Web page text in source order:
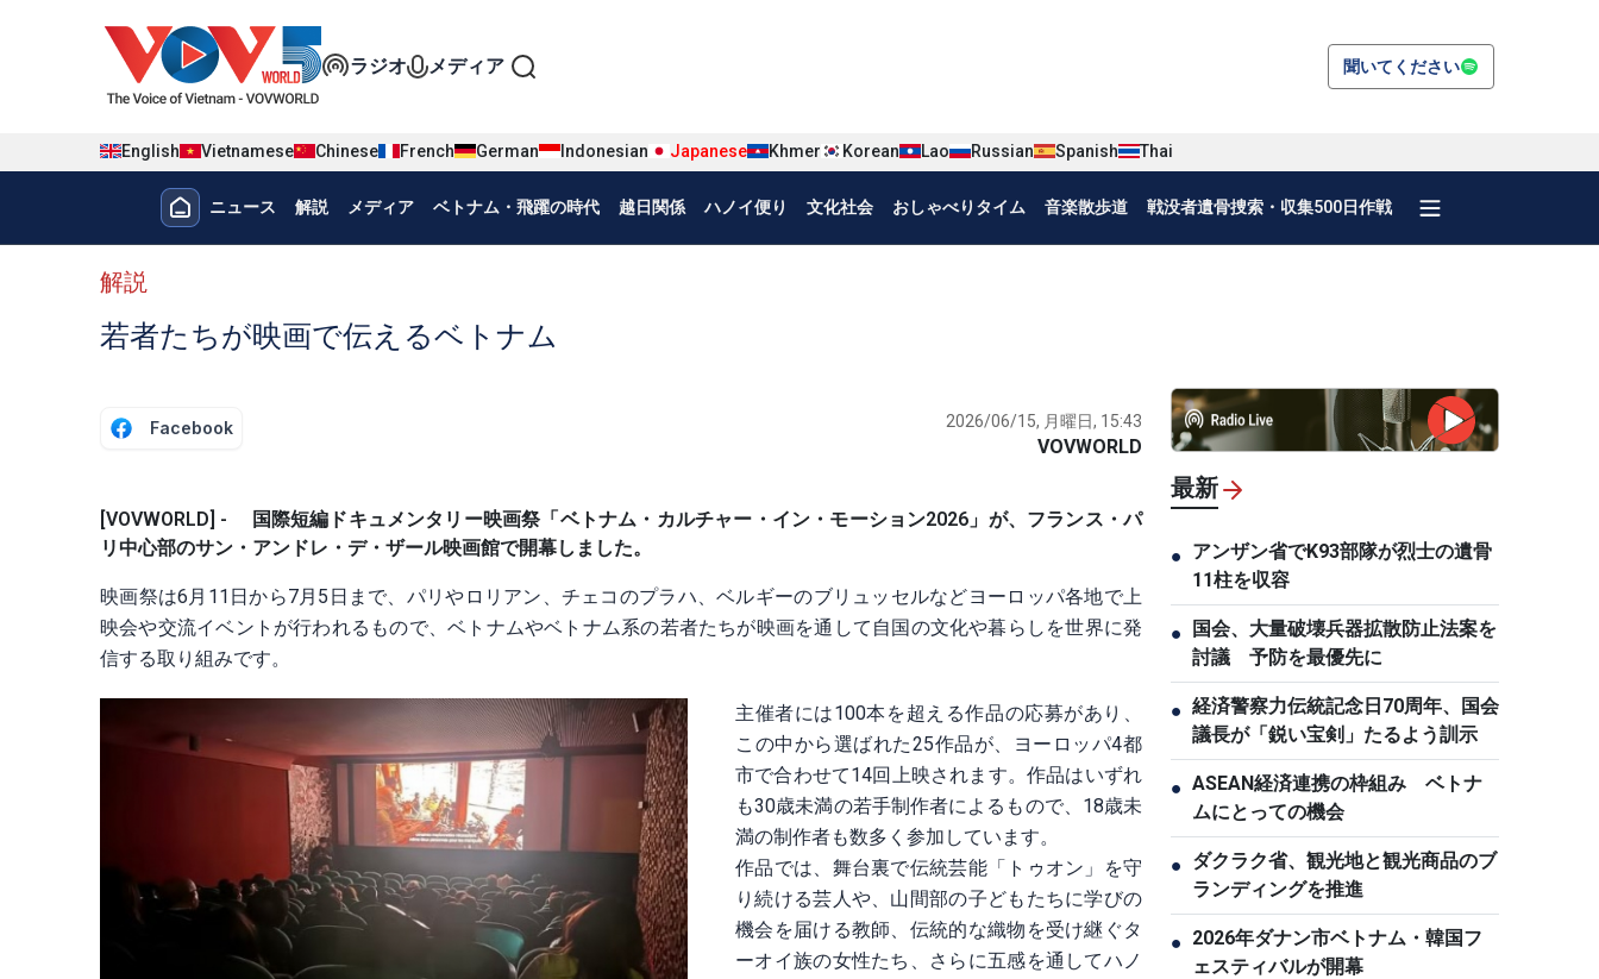
Đa phương tiện tiếng Nhật
ラジオ メディア 聞いてください
English Vietnamese Chinese French German Indonesian Japanese Khmer Korean Lao Russian Spanish Thai
Menu trang chủ tiếng nhật
ニュース 解説 メディア ベトナム・飛躍の時代 越日関係 ハノイ便り 文化社会 おしゃべりタイム 音楽散歩道 戦没者遺骨捜索・収集500日作戦
menu phụ tiếng Nhật
解説
若者たちが映画で伝えるベトナム
Facebook 2026/06/15, 月曜日, 15:43
VOVWORLD
[VOVWORLD] - 国際短編ドキュメンタリー映画祭「ベトナム・カルチャー・イン・モーション2026」が、フランス・パ
リ中心部のサン・アンドレ・デ・ザール映画館で開幕しました。
映画祭は6月11日から7月5日まで、パリやロリアン、チェコのプラハ、ベルギーのブリュッセルなどヨーロッパ各地で上
映会や交流イベントが行われるもので、ベトナムやベトナム系の若者たちが映画を通して自国の文化や暮らしを世界に発
信する取り組みです。
主催者には100本を超える作品の応募があり、
この中から選ばれた25作品が、ヨーロッパ4都
市で合わせて14回上映されます。作品はいずれ
も30歳未満の若手制作者によるもので、18歳未
満の制作者も数多く参加しています。
作品では、舞台裏で伝統芸能「トゥオン」を守
り続ける芸人や、山間部の子どもたちに学びの
機会を届ける教師、伝統的な織物を受け継ぐタ
ーオイ族の女性たち、さらに五感を通してハノ
最新
● アンザン省でK93部隊が烈士の遺骨
11柱を収容
●
国会、大量破壊兵器拡散防止法案を
討議 予防を最優先に
● 経済警察力伝統記念日70周年、国会
議長が「鋭い宝剣」たるよう訓示
● ASEAN経済連携の枠組み ベトナ
ムにとっての機会
● ダクラク省、観光地と観光商品のブ
ランディングを推進
● 2026年ダナン市ベトナム・韓国フ
ェスティバルが開幕